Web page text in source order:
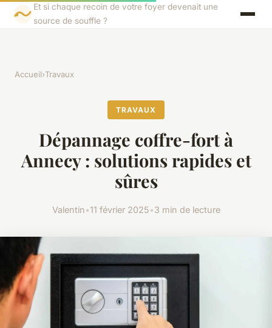
Et si chaque recoin de votre foyer devenait une
source de souffle ?
Accueil›Travaux
TRAVAUX
Dépannage coffre-fort à
Annecy : solutions rapides et
sûres
Valentin•11 février 2025•3 min de lecture